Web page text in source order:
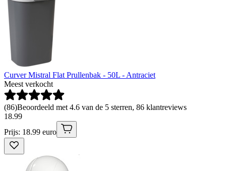
Curver Mistral Flat Prullenbak - 50L - Antraciet
Meest verkocht
(86)Beoordeeld met 4.6 van de 5 sterren, 86 klantreviews
18.99
Prijs: 18.99 euro